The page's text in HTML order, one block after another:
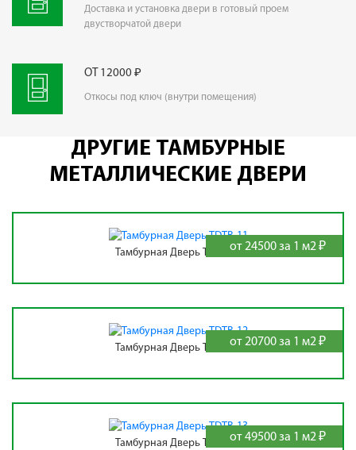
Доставка и установка двери в готовый проем
двустворчатой двери
ОТ 12000 ₽
Откосы под ключ (внутри помещения)
ДРУГИЕ ТАМБУРНЫЕ
МЕТАЛЛИЧЕСКИЕ ДВЕРИ
от 24500 за 1 м2 ₽
Тамбурная Дверь TDTB-11
от 20700 за 1 м2 ₽
Тамбурная Дверь TDTB-12
от 49500 за 1 м2 ₽
Тамбурная Дверь TDTB-13